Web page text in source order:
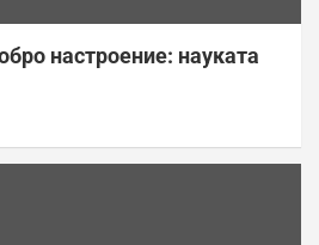
настроение: науката